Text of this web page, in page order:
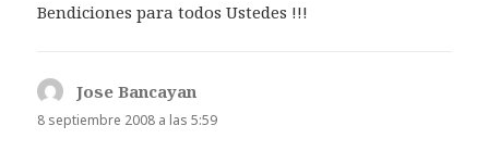
Bendiciones para todos Ustedes !!!
Jose Bancayan
8 septiembre 2008 a las 5:59